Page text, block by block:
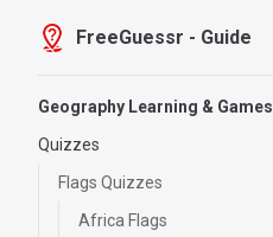
Skip to content
FreeGuessr - Guide
Geography Learning & Games
Quizzes
Flags Quizzes
Africa Flags